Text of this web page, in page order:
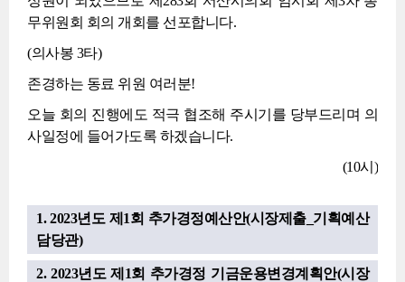
무위원회 회의 개회를 선포합니다.
(의사봉 3타)
존경하는 동료 위원 여러분!
오늘 회의 진행에도 적극 협조해 주시기를 당부드리며 의
사일정에 들어가도록 하겠습니다.
(10시)
1. 2023년도 제1회 추가경정예산안(시장제출_기획예산
담당관)
2. 2023년도 제1회 추가경정 기금운용변경계획안(시장